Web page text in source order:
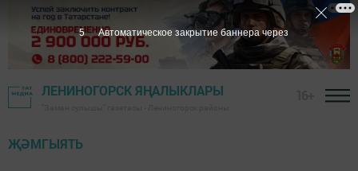
ЛЕНИНОГОРСК ЯҢАЛЫКЛАРЫ
ҖӘМГЫЯТЬ
5 Автоматическое закрытие баннера через